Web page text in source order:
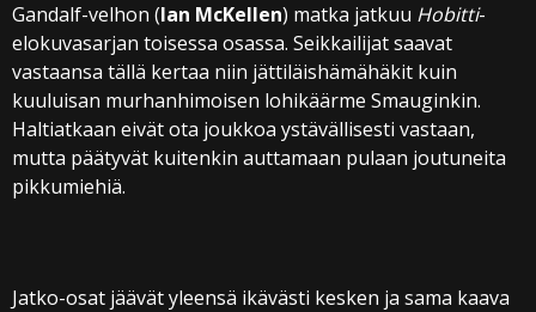
Gandalf-velhon (Ian McKellen) matka jatkuu Hobitti-
elokuvasarjan toisessa osassa. Seikkailijat saavat
vastaansa tällä kertaa niin jättiläishämähäkit kuin
kuuluisan murhanhimoisen lohikäärme Smauginkin.
Haltiatkaan eivät ota joukkoa ystävällisesti vastaan,
mutta päätyvät kuitenkin auttamaan pulaan joutuneita
pikkumiehiä.
Jatko-osat jäävät yleensä ikävästi kesken ja sama kaava